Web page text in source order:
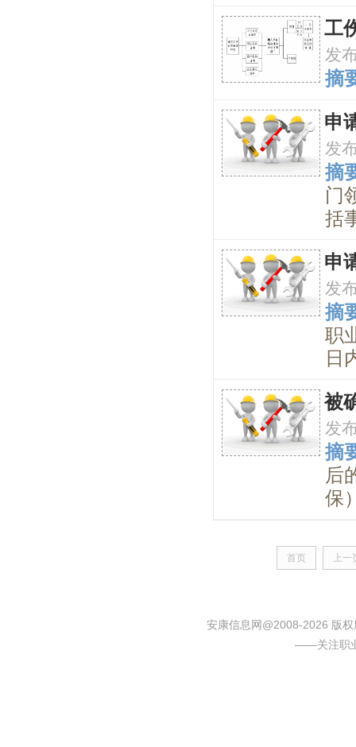
工
发
摘
申
发
摘
门
括
申
发
摘
职
日
被
发
摘
后
保
首页 上一
安康信息网@2008-2026 版
——关注职